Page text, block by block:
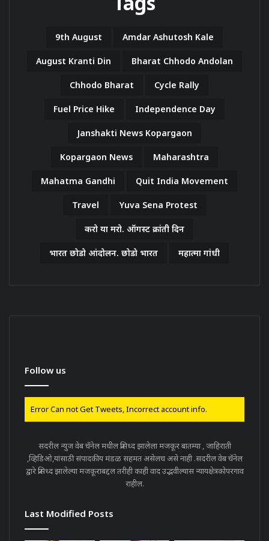
9th August Amdar Ashutosh Kale
August Kranti Din Bharat Chhodo Andolan
Chhodo Bharat Cycle Rally
Fuel Price Hike Independence Day
Janshakti News Kopargaon
Kopargaon News Maharashtra
Mahatma Gandhi Quit India Movement
Travel Yuva Sena Protest
करो या मरो. ऑगस्ट क्रांती दिन
भारत छोडो आंदोलन. छोडो भारत महात्मा गांधी
Follow us
Error Can not Get Tweets, Incorrect account info.
सदरील न्युज वेब चॅनेल मधील प्रसिध्द झालेला मजकूर बातम्या , जाहिराती
,व्हिडिओ,यांसाठी संपादकीय मंडळ सहमत असेलच असे नाही .सदरील वेब चॅनेल
द्वारे प्रसिध्द झालेल्या मजकूराबद्दल तरीही काही वाद उद्भवील्यास न्यायक्षेत्रकोपरगाव
राहील.
Last Modified Posts